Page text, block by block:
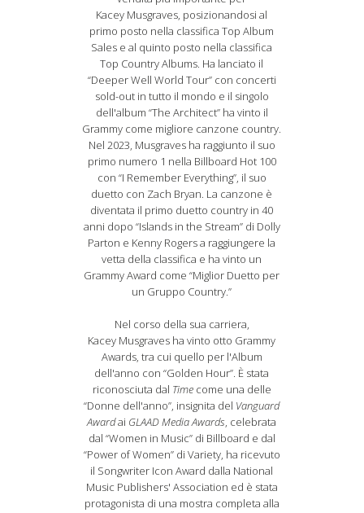
Kacey Musgraves, posizionandosi al
primo posto nella classifica Top Album
Sales e al quinto posto nella classifica
Top Country Albums. Ha lanciato il
“Deeper Well World Tour” con concerti
sold-out in tutto il mondo e il singolo
dell'album “The Architect” ha vinto il
Grammy come migliore canzone country.
Nel 2023, Musgravesha raggiunto il suo
primo numero 1 nella Billboard Hot 100
con “I Remember Everything”, il suo
duetto con Zach Bryan. La canzone è
diventata il primo duetto country in 40
anni dopo “Islands in the Stream” di Dolly
Parton e Kenny Rogers a raggiungere la
vetta della classifica e ha vinto un
Grammy Award come “Miglior Duetto per
un Gruppo Country.”
Nel corso della sua carriera,
Kacey Musgraves ha vinto otto Grammy
Awards, tra cui quello per l'Album
dell'anno con “Golden Hour”. È stata
riconosciuta dal Timecome una delle
“Donne dell'anno”, insignita del Vanguard
Awardai GLAAD Media Awards, celebrata
dal “Women in Music” di Billboard e dal
“Power of Women” di Variety, ha ricevuto
il Songwriter Icon Award dalla National
Music Publishers' Association ed è stata
protagonista di una mostra completa alla